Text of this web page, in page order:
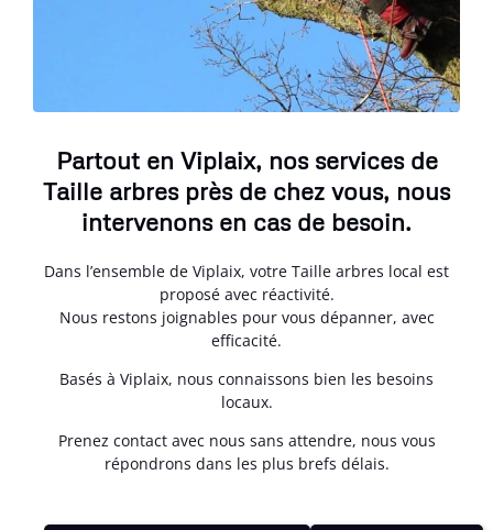
Partout en Viplaix, nos services de
Taille arbres près de chez vous, nous
intervenons en cas de besoin.
Dans l’ensemble de Viplaix, votre Taille arbres local est
proposé avec réactivité.
Nous restons joignables pour vous dépanner, avec
efficacité.
Basés à Viplaix, nous connaissons bien les besoins
locaux.
Prenez contact avec nous sans attendre, nous vous
répondrons dans les plus brefs délais.